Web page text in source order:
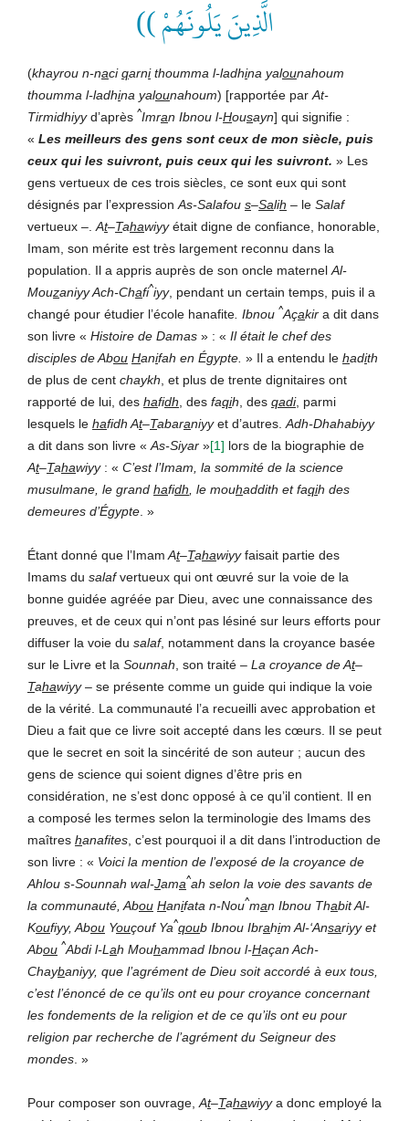
الَّذِينَ يَلُونَهُمْ ))
(khayrou n-naciqarnithoumma l-ladhina yalounahoum
thoumma l-ladhina yalounahoum) [rapportée par At-
Tirmidhiyyd’après ^Imran Ibnou l-Housayn] qui signifie :
« Les meilleurs des gens sont ceux de mon siècle, puis
ceux qui les suivront, puis ceux qui les suivront. » Les
gens vertueux de ces trois siècles, ce sont eux qui sont
désignés par l’expression As-Salafou s–Salih – le Salaf
vertueux –. At–Tahawiyyétait digne de confiance, honorable,
Imam, son mérite est très largement reconnu dans la
population. Il a appris auprès de son oncle maternel Al-
Mouzaniyy Ach-Chafi^iyy, pendant un certain temps, puis il a
changé pour étudier l’école hanafite . Ibnou ^Açakir a dit dans
son livre « Histoire de Damas » : « Ilétait le chef des
disciples de Abou Hanifah en Égypte. » Il a entendu le hadith
de plus de cent chaykh , et plus de trente dignitaires ont
rapporté de lui, des hafidh , des faqih , des qadi, parmi
lesquels le hafidh At–Tabaraniyyet d’autres. Adh-Dhahabiyy
a dit dans son livre « As-Siyar »[1] lors de la biographie de
At–Tahawiyy: « C’est l’Imam, la sommité de la science
musulmane, le grand hafidh , le mouhaddith et faqih des
demeures d’Égypte . »
Étant donné que l’Imam At–Tahawiyyfaisait partie des
Imams du salafvertueux qui ont œuvré sur la voie de la
bonne guidée agréée par Dieu, avec une connaissance des
preuves, et de ceux qui n’ont pas lésiné sur leurs efforts pour
diffuser la voie du salaf, notamment dans la croyance basée
sur le Livre et la Sounnah , son traité – La croyance de At–
Tahawiyy– se présente comme un guide qui indique la voie
de la vérité. La communauté l’a recueilli avec approbation et
Dieu a fait que ce livre soit accepté dans les cœurs. Il se peut
que le secret en soit la sincérité de son auteur ; aucun des
gens de science qui soient dignes d’être pris en
considération, ne s’est donc opposé à ce qu’il contient. Il en
a composé les termes selon la terminologie des Imams des
maîtres hanafites , c’est pourquoi il a dit dans l’introduction de
son livre : « Voici la mention de l’exposé de la croyance de
Ahlou s-Sounnah wal-Jama^ah selon la voie des savants de
la communauté, Abou Hanifata n-Nou^man Ibnou Thabit Al-
Koufiyy, Abou Youçouf Ya^qoub Ibnou Ibrahim Al-‘Ansariyy et
Abou ^Abdi l-L ah Mouhammad Ibnou l-Haçan Ach-
Chaybaniyy, que l’agrément de Dieu soit accordé à eux tous,
c’est l’énoncé de ce qu’ils ont eu pour croyance concernant
les fondements de la religion et de ce qu’ils ont eu pour
religion par recherche de l’agrément du Seigneur des
mondes . »
Pour composer son ouvrage, At–Tahawiyya donc employé la